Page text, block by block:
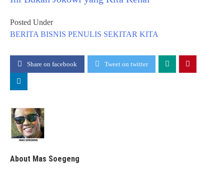
Posted Under
BERITA BISNIS PENULIS SEKITAR KITA
Share on facebook Tweet on twitter
About Mas Soegeng